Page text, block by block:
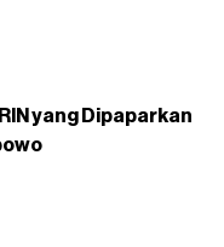
yang Dipaparkan